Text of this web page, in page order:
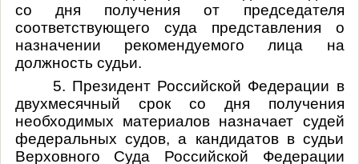
со дня получения от председателя
соответствующего суда представления о
назначении рекомендуемого лица на
должность судьи.
5. Президент Российской Федерации в
двухмесячный срок со дня получения
необходимых материалов назначает судей
федеральных судов, а кандидатов в судьи
Верховного Суда Российской Федерации